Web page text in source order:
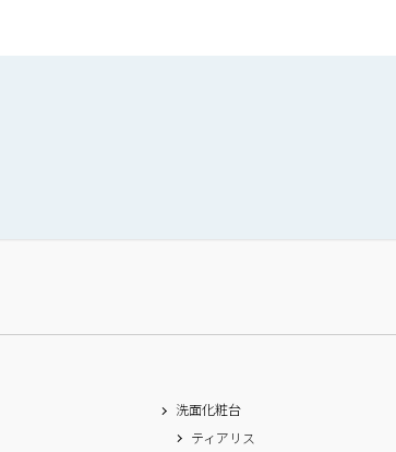
洗面化粧台
ティアリス